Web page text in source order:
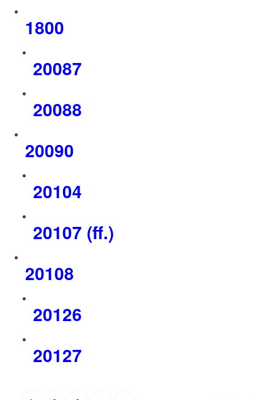
1800
20087
20088
20090
20104
20107 (ff.)
20108
20126
20127